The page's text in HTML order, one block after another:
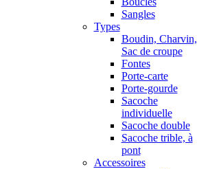
Sangles
Types
Boudin, Charvin,
Sac de croupe
Fontes
Porte-carte
Porte-gourde
Sacoche
individuelle
Sacoche double
Sacoche trible, à
pont
Accessoires